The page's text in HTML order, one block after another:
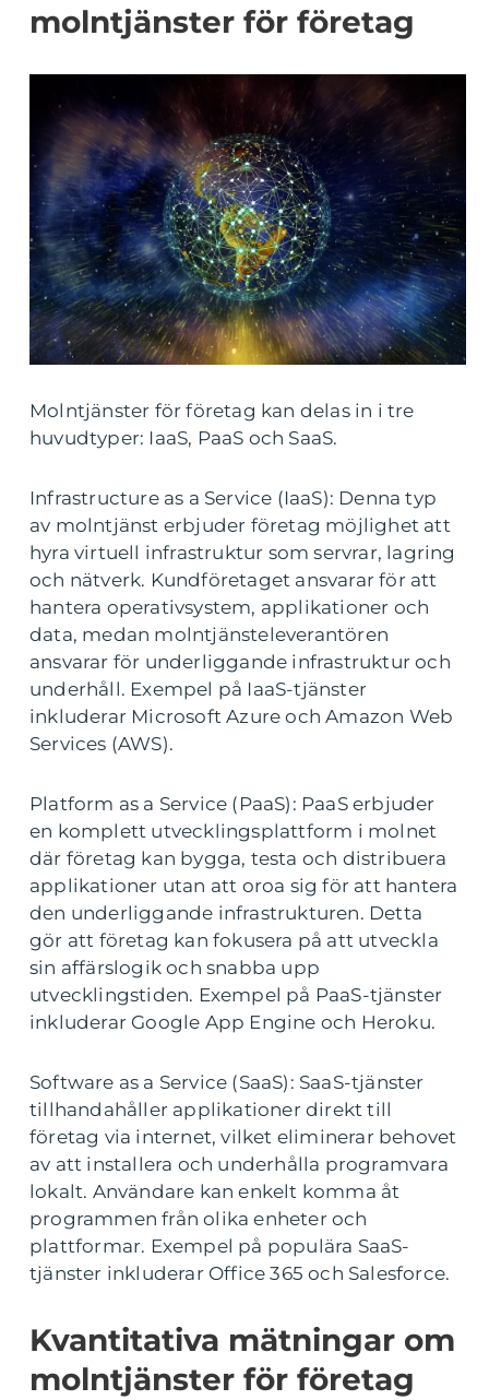
molntjänster för företag
Molntjänster för företag kan delas in i tre
huvudtyper: IaaS, PaaS och SaaS.
Infrastructure as a Service (IaaS): Denna typ
av molntjänst erbjuder företag möjlighet att
hyra virtuell infrastruktur som servrar, lagring
och nätverk. Kundföretaget ansvarar för att
hantera operativsystem, applikationer och
data, medan molntjänsteleverantören
ansvarar för underliggande infrastruktur och
underhåll. Exempel på IaaS-tjänster
inkluderar Microsoft Azure och Amazon Web
Services (AWS).
Platform as a Service (PaaS): PaaS erbjuder
en komplett utvecklingsplattform i molnet
där företag kan bygga, testa och distribuera
applikationer utan att oroa sig för att hantera
den underliggande infrastrukturen. Detta
gör att företag kan fokusera på att utveckla
sin affärslogik och snabba upp
utvecklingstiden. Exempel på PaaS-tjänster
inkluderar Google App Engine och Heroku.
Software as a Service (SaaS): SaaS-tjänster
tillhandahåller applikationer direkt till
företag via internet, vilket eliminerar behovet
av att installera och underhålla programvara
lokalt. Användare kan enkelt komma åt
programmen från olika enheter och
plattformar. Exempel på populära SaaS-
tjänster inkluderar Office 365 och Salesforce.
Kvantitativa mätningar om
molntjänster för företag